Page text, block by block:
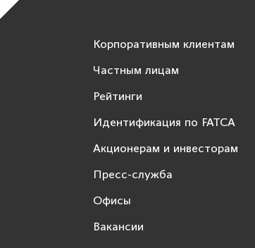
Корпоративным клиентам
Частным лицам
Рейтинги
Идентификация по FATCA
Акционерам и инвесторам
Пресс-служба
Офисы
Вакансии